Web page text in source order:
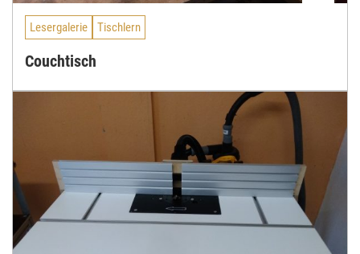
Lesergalerie Tischlern
Couchtisch